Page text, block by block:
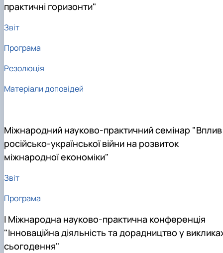
практичні горизонти"
Звіт
Програма
Резолюція
Матеріали доповідей
Міжнародний науково-практичний семінар "Вплив
російсько-української війни на розвиток
міжнародної економіки"
Звіт
Програма
І Міжнародна науково-практична конференція
"Інноваційна діяльність та дорадництво у
сьогодення"